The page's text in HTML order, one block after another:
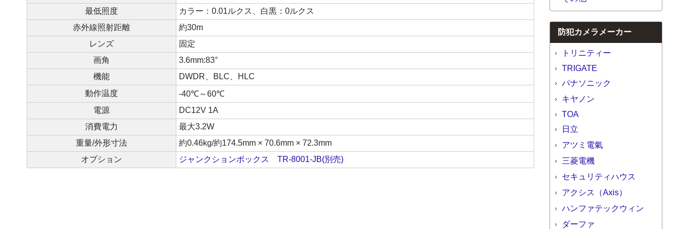
最低照度
カラー：0.01ルクス、白黒：0ルクス
赤外線照射距離
約30m
レンズ
固定
画角
3.6mm:83°
機能
DWDR、BLC、HLC
動作温度
-40℃～60℃
電源
DC12V 1A
消費電力
最大3.2W
重量/外形寸法
約0.46kg/約174.5mm × 70.6mm × 72.3mm
オプション
ジャンクションボックス TR-8001-JB(別売)
防犯カメラメーカー
トリニティー
TRIGATE
パナソニック
キヤノン
TOA
日立
アツミ電氣
三菱電機
セキュリティハウス
アクシス（Axis）
ハンファテックウィン
ダーファ